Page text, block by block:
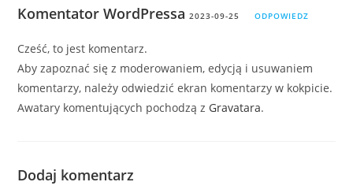
Komentator WordPressa 2023-09-25 ODPOWIEDZ
Cześć, to jest komentarz.
Aby zapoznać się z moderowaniem, edycją i usuwaniem
komentarzy, należy odwiedzić ekran komentarzy w kokpicie.
Awatary komentujących pochodzą z Gravatara.
Dodaj komentarz